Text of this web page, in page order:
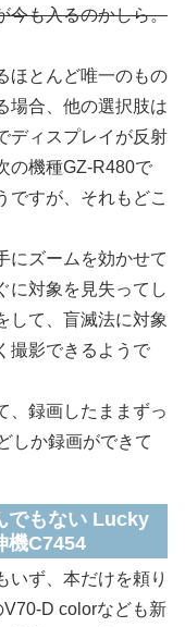
今も入るのかしら。
ほとんど唯一のもの
場合、他の選択肢は
ディスプレイが反射
の機種GZ-R480で
ですが、それもどこ
ズームを効かせて
に対象を見失ってし
して、盲滅法に対象
撮影できるようで
録画したままずっ
しか録画ができて
でもない Lucky
機C7454
ず、本だけを頼り
D colorなども新